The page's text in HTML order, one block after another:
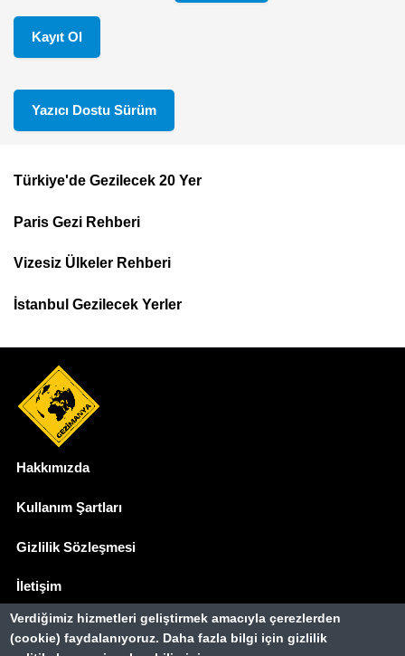
Kayıt Ol
Yazıcı Dostu Sürüm
Footer
Top
Menu
Türkiye'de Gezilecek 20 Yer
Paris Gezi Rehberi
Vizesiz Ülkeler Rehberi
İstanbul Gezilecek Yerler
Hakkımızda
Kullanım Şartları
Gizlilik Sözleşmesi
İletişim
Basında Biz
Verdiğimiz hizmetleri geliştirmek amacıyla çerezlerden
(cookie) faydalanıyoruz. Daha fazla bilgi için gizlilik